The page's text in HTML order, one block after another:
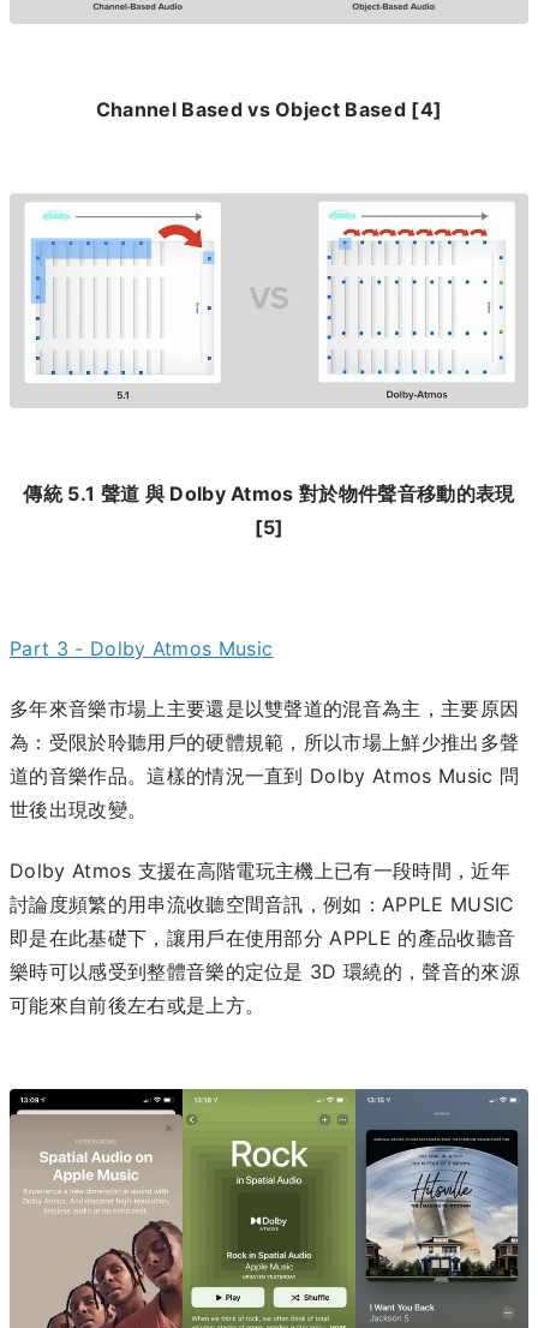
Channel Based vs Object Based [4]
傳統 5.1 聲道 與 Dolby Atmos 對於物件聲音移動的表現
[5]
Part 3 - Dolby Atmos Music
多年來音樂市場上主要還是以雙聲道的混音為主，主要原因
為：受限於聆聽用戶的硬體規範，所以市場上鮮少推出多聲
道的音樂作品。這樣的情況一直到 Dolby Atmos Music 問
世後出現改變。
Dolby Atmos 支援在高階電玩主機上已有一段時間，近年
討論度頻繁的用串流收聽空間音訊，例如：APPLE MUSIC
即是在此基礎下，讓用戶在使用部分 APPLE 的產品收聽音
樂時可以感受到整體音樂的定位是 3D 環繞的，聲音的來源
可能來自前後左右或是上方。